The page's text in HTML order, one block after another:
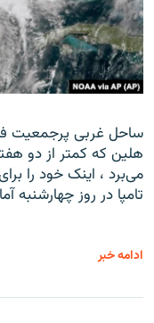
ساحل غربی پرجمعیت
هلین که کمتر از دو
می‌برد ، اینک خود را
تامپا در روز چهارشنبه
ادامه خبر